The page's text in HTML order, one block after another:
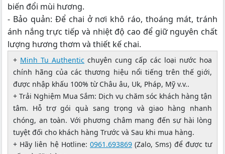
biến đổi mùi hương.
- Bảo quản: Để chai ở nơi khô ráo, thoáng mát, tránh
ánh nắng trực tiếp và nhiệt độ cao để giữ nguyên chất
lượng hương thơm và thiết kế chai.
+ Minh Tu Authentic chuyên cung cấp các loại nước hoa
chính hãng của các thương hiệu nổi tiếng trên thế giới,
được nhập khấu 100% từ Châu âu, Uk, Pháp, Mỹ v.v..
+ Trải Nghiệm Mua Sắm: Dịch vụ chăm sóc khách hàng tận
tâm. Hỗ trợ gói quà sang trọng và giao hàng nhanh
chóng, an toàn. Với phương châm mang đến sự hài lòng
tuyệt đối cho khách hàng Trước và Sau khi mua hàng.
+ Hãy liên hệ Hotline: 0961.693869 (Zalo, Sms) để được tư